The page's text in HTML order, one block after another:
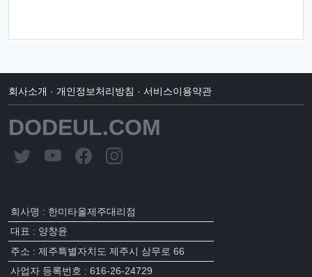
회사소개 · 개인정보처리방침 · 서비스이용약관
DODEUL.COM
회사명 : 한미타올제주대리점
대표 : 양창윤
주소 : 제주특별자치도 제주시 삼무로 66
사업자 등록번호 : 616-26-24729